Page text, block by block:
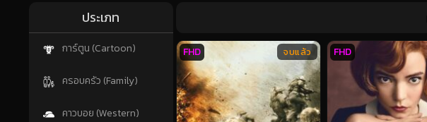
ประเภท
การ์ตูน (Cartoon)
ครอบครัว (Family)
คาวบอย (Western)
จบแล้ว
FHD FHD